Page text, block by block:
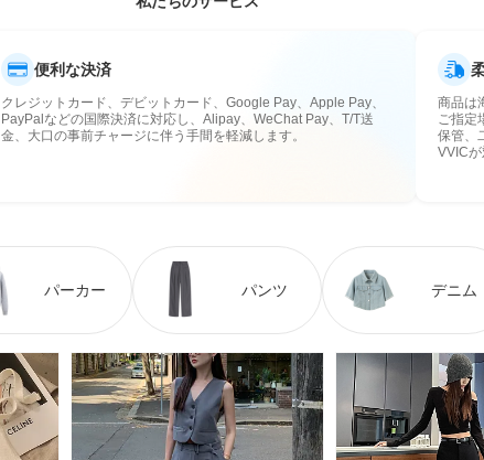
便利な決済
クレジットカード、デビットカード、Google Pay、Apple Pay、
PayPalなどの国際決済に対応し、Alipay、WeChat Pay、T/T送
金、大口の事前チャージに伴う手間を軽減します。
商品は
ご指定
保管、
VVICが
パーカー パンツ デニム